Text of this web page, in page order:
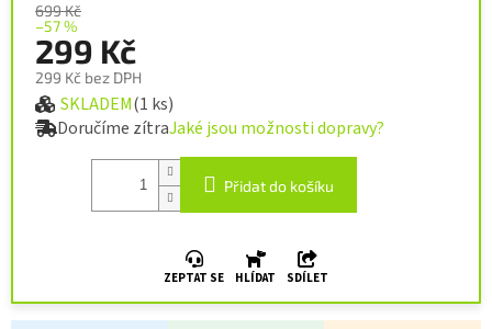
699 Kč
–57 %
299 Kč
299 Kč bez DPH
Měrná cena:
SKLADEM(1 ks)
Doručíme zítraJaké jsou možnosti dopravy?
Přidat do košíku
ZEPTAT SE HLÍDAT SDÍLET